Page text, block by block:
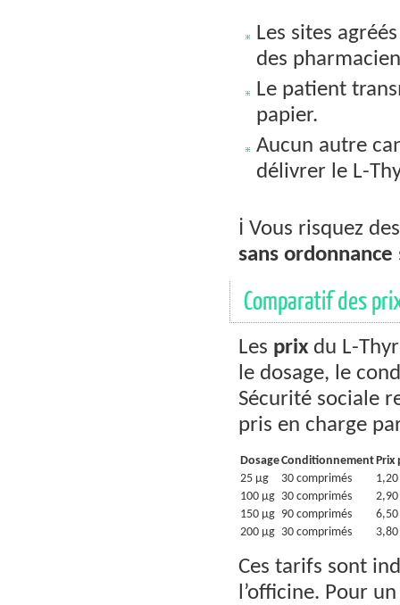
Les sites
des
Le patient
papier.
Aucun autre
délivrer le L-
ℹ️ Vous risquez
sans ordonnance
Comparatif des
Les prix du L-
le dosage, le
Sécurité sociale
pris en charge
DosageConditionnementPrix
25 µg
30 comprimés
1,20
100 µg 30 comprimés
2,90
150 µg 90 comprimés
6,50
200 µg 30 comprimés 3,80
Ces tarifs sont
l’officine. Pour